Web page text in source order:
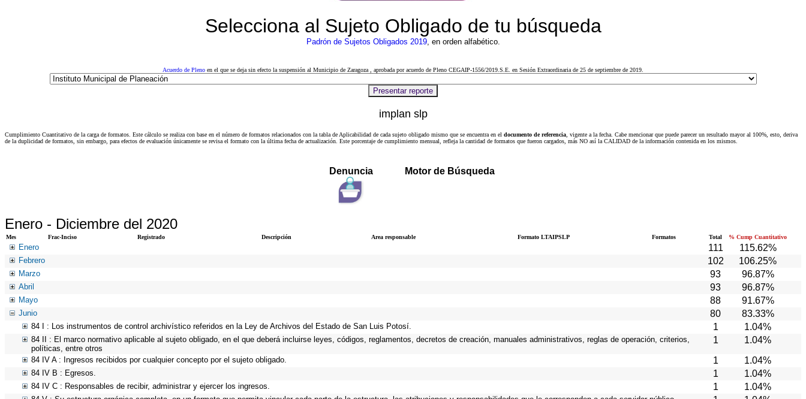
Selecciona al Sujeto Obligado de tu búsqueda
Padrón de Sujetos Obligados 2019, en orden alfabético.
Acuerdo de Pleno en el que se deja sin efecto la suspensión al Municipio de Zaragoza , aprobada por acuerdo de Pleno CEGAIP-1556/2019.S.E. en Sesión Extraordinaria de 25 de septiembre de 2019.
implan slp
Cumplimiento Cuantitativo de la carga de formatos. Este cálculo se realiza con base en el número de formatos relacionados con la tabla de Aplicabilidad de cada sujeto obligado mismo que se encuentra en el documento de referencia , vigente a la fecha. Cabe mencionar que puede parecer un resultado mayor al 100%, esto, deriva
de la duplicidad de formatos, sin embargo, para efectos de evaluación únicamente se revisa el formato con la última fecha de actualización. Este porcentaje de cumplimiento mensual, refleja la cantidad de formatos que fueron cargados, más NO así la CALIDAD de la información contenida en los mismos.
Denuncia Motor de Búsqueda
Enero - Diciembre del 2020
Mes Frac-Inciso Registrado Descripción Area responsable Formato LTAIPSLP Formatos Total % Cump Cuantitativo
Enero 111 115.62%
Febrero 102 106.25%
Marzo 93 96.87%
Abril 93 96.87%
Mayo 88 91.67%
Junio 80 83.33%
84 I : Los instrumentos de control archivístico referidos en la Ley de Archivos del Estado de San Luis Potosí. 1 1.04%
84 II : El marco normativo aplicable al sujeto obligado, en el que deberá incluirse leyes, códigos, reglamentos, decretos de creación, manuales administrativos, reglas de operación, criterios,
políticas, entre otros
1 1.04%
84 IV A : Ingresos recibidos por cualquier concepto por el sujeto obligado. 1 1.04%
84 IV B : Egresos. 1 1.04%
84 IV C : Responsables de recibir, administrar y ejercer los ingresos. 1 1.04%